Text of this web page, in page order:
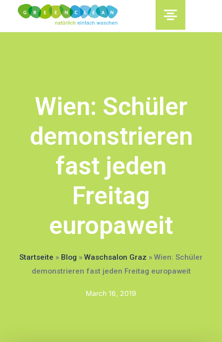
content
Wien: Schüler
demonstrieren
fast jeden
Freitag
europaweit
Startseite » Blog » Waschsalon Graz » Wien: Schüler
demonstrieren fast jeden Freitag europaweit
March 16, 2019